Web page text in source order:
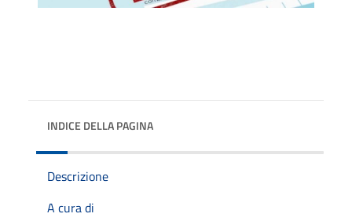
INDICE DELLA PAGINA
Descrizione
A cura di